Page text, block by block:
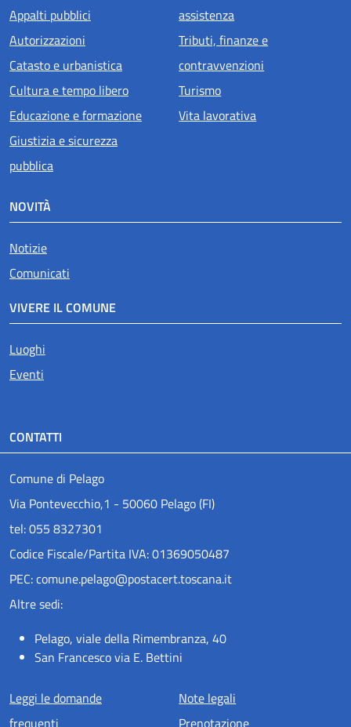
Appalti pubblici
Autorizzazioni
Catasto e urbanistica
Cultura e tempo libero
Educazione e formazione
Giustizia e sicurezza
pubblica
assistenza
Tributi, finanze e
contravvenzioni
Turismo
Vita lavorativa
NOVITÀ
Notizie
Comunicati
VIVERE IL COMUNE
Luoghi
Eventi
CONTATTI
Comune di Pelago
Via Pontevecchio,1 - 50060 Pelago (FI)
tel: 055 8327301
Codice Fiscale/Partita IVA: 01369050487
PEC: comune.pelago@postacert.toscana.it
Altre sedi:
Pelago, viale della Rimembranza, 40
San Francesco via E. Bettini
Menu piè di pagina
Leggi le domande
frequenti
Note legali
Prenotazione